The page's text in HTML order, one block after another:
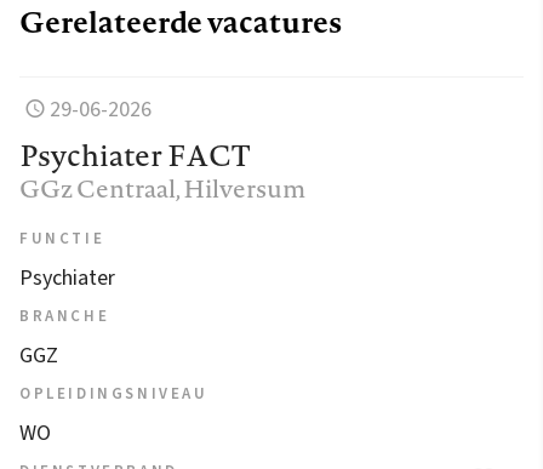
Gerelateerde vacatures
29-06-2026
Psychiater FACT
GGz Centraal, Hilversum
FUNCTIE
Psychiater
BRANCHE
GGZ
OPLEIDINGSNIVEAU
WO